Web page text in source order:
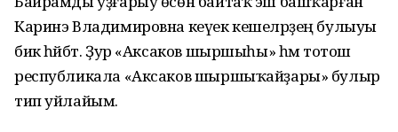
Каринэ Владимировна кеүек кешеләрҙең булыуы
бик һәйбәт. Ҙур «Аксаков шыршыһы» һәм тотош
республикала «Аксаков шыршыҡайҙары» булыр
тип уйлайым.